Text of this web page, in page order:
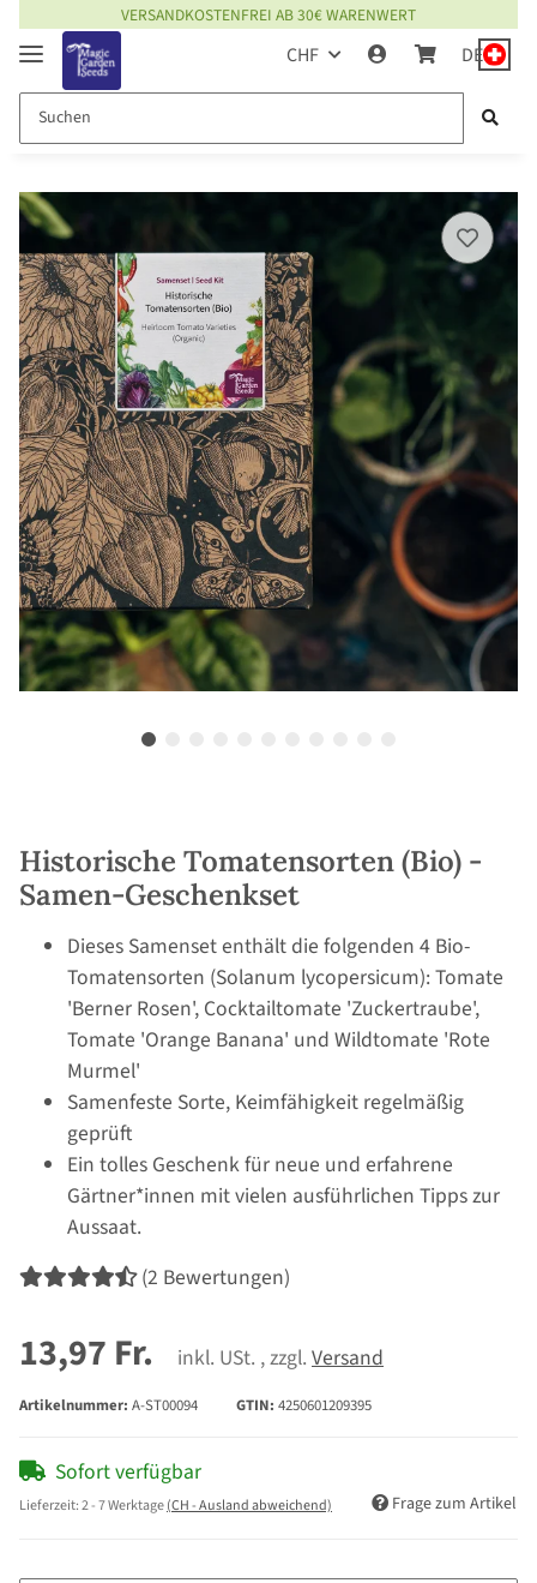
EINMALIG VERSANDKOSTENFREI BEI BESTELLUNG MIT KUNDENKONTO
CHF DE
Historische Tomatensorten (Bio) -
Samen-Geschenkset
Dieses Samenset enthält die folgenden 4 Bio-
Tomatensorten (Solanum lycopersicum): Tomate
'Berner Rosen', Cocktailtomate 'Zuckertraube',
Tomate 'Orange Banana' und Wildtomate 'Rote
Murmel'
Samenfeste Sorte, Keimfähigkeit regelmäßig
geprüft
Ein tolles Geschenk für neue und erfahrene
Gärtner*innen mit vielen ausführlichen Tipps zur
Aussaat.
(2 Bewertungen)
13,97 Fr. inkl. USt. , zzgl. Versand
Artikelnummer: A-ST00094 GTIN: 4250601209395
Sofort verfügbar
Lieferzeit:2 - 7 Werktage(CH - Ausland abweichend) Frage zum Artikel